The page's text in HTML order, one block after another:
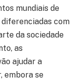
mundiais de
diferenciadas com
da sociedade
as
ajudar a
embora se